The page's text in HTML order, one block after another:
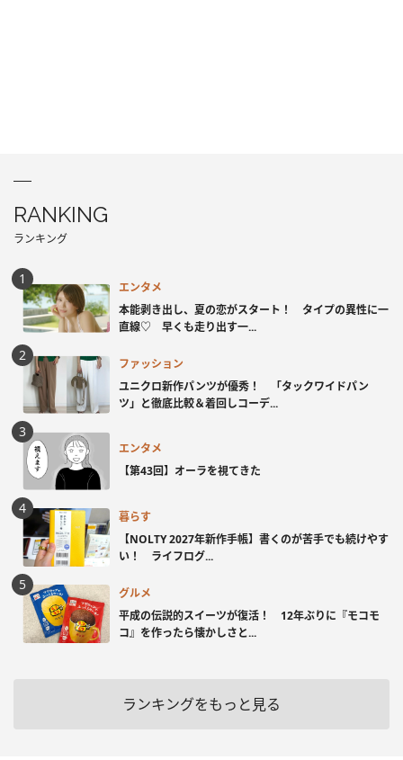
RANKING
ランキング
エンタメ
本能剥き出し、夏の恋がスタート！ タイプの異性に一
直線♡ 早くも走り出す一...
ファッション
ユニクロ新作パンツが優秀！ 「タックワイドパン
ツ」と徹底比較＆着回しコーデ...
エンタメ
【第43回】オーラを視てきた
暮らす
【NOLTY 2027年新作手帳】書くのが苦手でも続けやす
い！ ライフログ...
グルメ
平成の伝説的スイーツが復活！ 12年ぶりに『モコモ
コ』を作ったら懐かしさと...
ランキングをもっと見る